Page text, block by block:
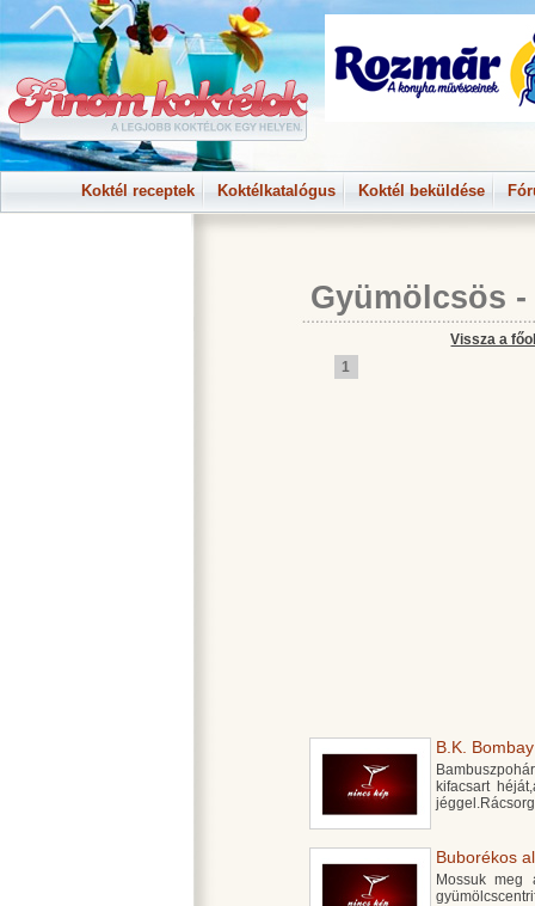
Koktél receptek Koktélkatalógus Koktél beküldése
Gyümölcsös -
Vissza a
1
B.K.
kifacsart
Buborékos
Mossuk